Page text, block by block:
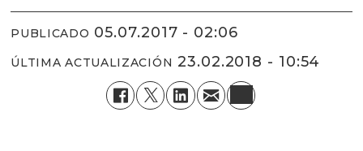
PUBLICADO 05.07.2017 - 02:06
ÚLTIMA ACTUALIZACIÓN 23.02.2018 - 10:54